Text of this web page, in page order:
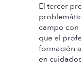
El tercer
campo con
que el
formación
en